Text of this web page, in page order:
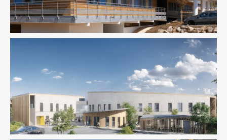
Équipement Public Structure VRD